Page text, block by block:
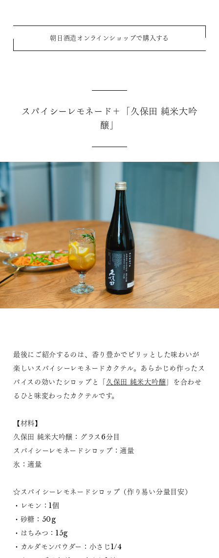
朝日酒造オンラインショップで購入する
スパイシーレモネード＋「久保田 純米大吟
醸」
最後にご紹介するのは、香り豊かでピリッとした味わいが
楽しいスパイシーレモネードカクテル。あらかじめ作ったス
パイスの効いたシロップと「久保田 純米大吟醸」を合わせ
るひと味変わったカクテルです。
【材料】
久保田 純米大吟醸：グラス6分目
スパイシーレモネードシロップ：適量
氷：適量
☆スパイシーレモネードシロップ（作り易い分量目安）
・レモン：1個
・砂糖：50g
・はちみつ：15g
・カルダモンパウダー：小さじ1/4